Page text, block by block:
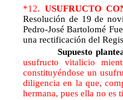
*12. USUFRUCTO
Resolución de 19 de
Pedro-José Bartolomé
una rectificación del
Supuesto
usufructo vitalicio
constituyéndose un
diligencia en la que,
hermana, pues ella no es